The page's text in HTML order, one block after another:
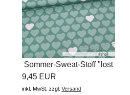
Sommer-Sweat-Stoff "lost
9,45 EUR
inkl. MwSt. zzgl. Versand